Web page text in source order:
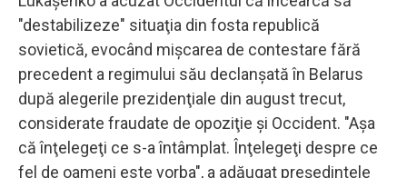
"destabilizeze" situaţia din fosta republică
sovietică, evocând mişcarea de contestare fără
precedent a regimului său declanşată în Belarus
după alegerile prezidenţiale din august trecut,
considerate fraudate de opoziţie şi Occident. "Aşa
că înţelegeţi ce s-a întâmplat. Înţelegeţi despre ce
fel de oameni este vorba", a adăugat preşedintele